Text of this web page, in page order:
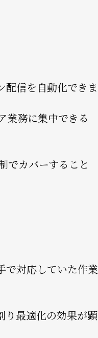
配信を自動化できま
業務に集中できる
でカバーすること
で対応していた作業
り最適化の効果が顕